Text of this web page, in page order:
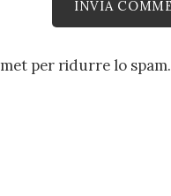
per ridurre lo spam.